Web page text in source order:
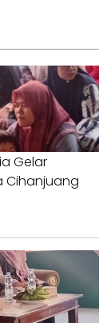
Gelar
Cihanjuang